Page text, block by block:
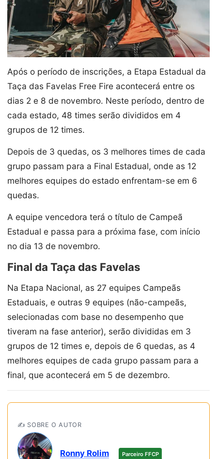
Após o período de inscrições, a Etapa Estadual da
Taça das Favelas Free Fire acontecerá entre os
dias 2 e 8 de novembro. Neste período, dentro de
cada estado, 48 times serão divididos em 4
grupos de 12 times.
Depois de 3 quedas, os 3 melhores times de cada
grupo passam para a Final Estadual, onde as 12
melhores equipes do estado enfrentam-se em 6
quedas.
A equipe vencedora terá o título de Campeã
Estadual e passa para a próxima fase, com início
no dia 13 de novembro.
Final da Taça das Favelas
Na Etapa Nacional, as 27 equipes Campeãs
Estaduais, e outras 9 equipes (não-campeãs,
selecionadas com base no desempenho que
tiveram na fase anterior), serão divididas em 3
grupos de 12 times e, depois de 6 quedas, as 4
melhores equipes de cada grupo passam para a
final, que acontecerá em 5 de dezembro.
✍️ SOBRE O AUTOR
Ronny Rolim Parceiro FFCP